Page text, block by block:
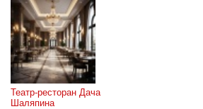
Театр-ресторан Дача
Шаляпина